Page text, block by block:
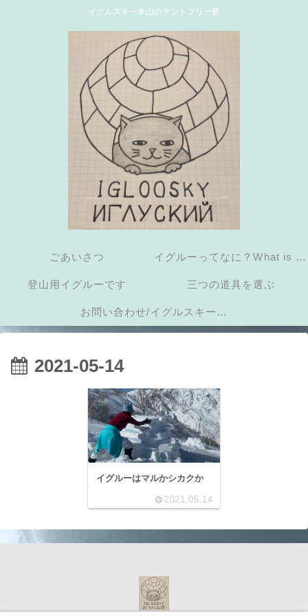
イグルスキー米山のテントフリー塾
ごあいさつ イグルーってなに？What is an
igloo?
登山用イグルーです 三つの道具を選ぶ
お問い合わせ/イグルスキーに
2021-05-14
イグルーはマルかシカクか
2021.05.14